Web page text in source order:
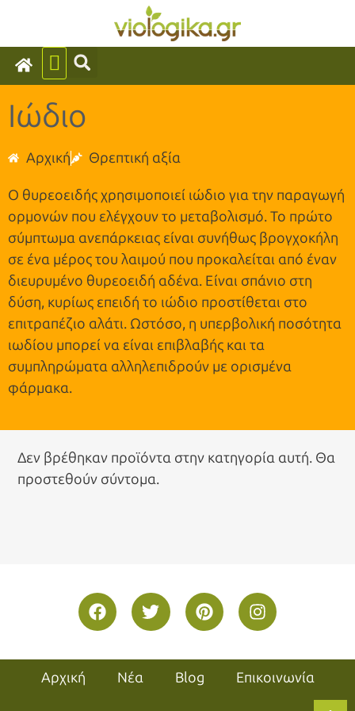
Ιώδιο
Αρχική Θρεπτική αξία
Ο θυρεοειδής χρησιμοποιεί ιώδιο για την παραγωγή
ορμονών που ελέγχουν το μεταβολισμό. Το πρώτο
σύμπτωμα ανεπάρκειας είναι συνήθως βρογχοκήλη
σε ένα μέρος του λαιμού που προκαλείται από έναν
διευρυμένο θυρεοειδή αδένα. Είναι σπάνιο στη
δύση, κυρίως επειδή το ιώδιο προστίθεται στο
επιτραπέζιο αλάτι. Ωστόσο, η υπερβολική ποσότητα
ιωδίου μπορεί να είναι επιβλαβής και τα
συμπληρώματα αλληλεπιδρούν με ορισμένα
φάρμακα.
Δεν βρέθηκαν προϊόντα στην κατηγορία αυτή. Θα
προστεθούν σύντομα.
Αρχική Νέα Blog Επικοινωνία